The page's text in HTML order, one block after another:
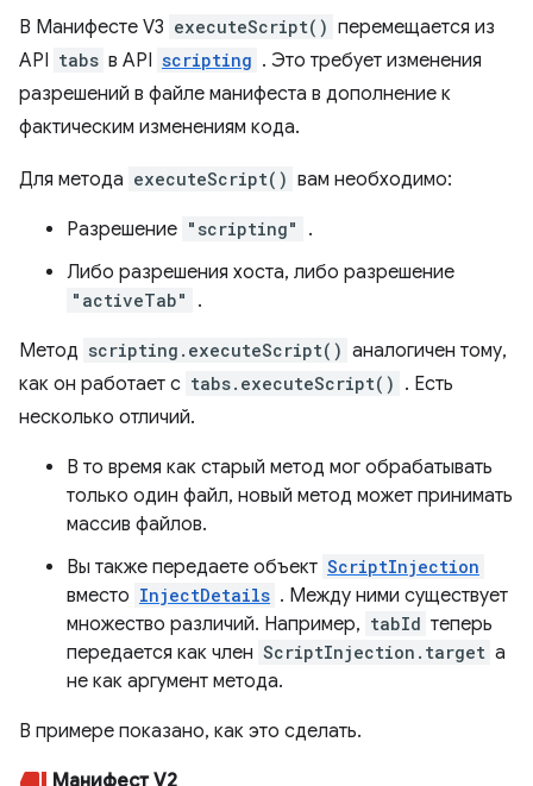
В Манифесте V3 executeScript() перемещается из
API tabs в API scripting . Это требует изменения
разрешений в файле манифеста в дополнение к
фактическим изменениям кода.
Для метода executeScript() вам необходимо:
Разрешение "scripting"
.
Либо разрешения хоста, либо разрешение
"activeTab" .
Метод scripting.executeScript() аналогичен тому,
как он работает с tabs.executeScript() . Есть
несколько отличий.
В то время как старый метод мог обрабатывать
только один файл, новый метод может принимать
массив файлов.
Вы также передаете объект ScriptInjection
вместо InjectDetails . Между ними существует
множество различий. Например, tabId теперь
передается как член ScriptInjection.target а
не как аргумент метода.
В примере показано, как это сделать.
Манифест V2